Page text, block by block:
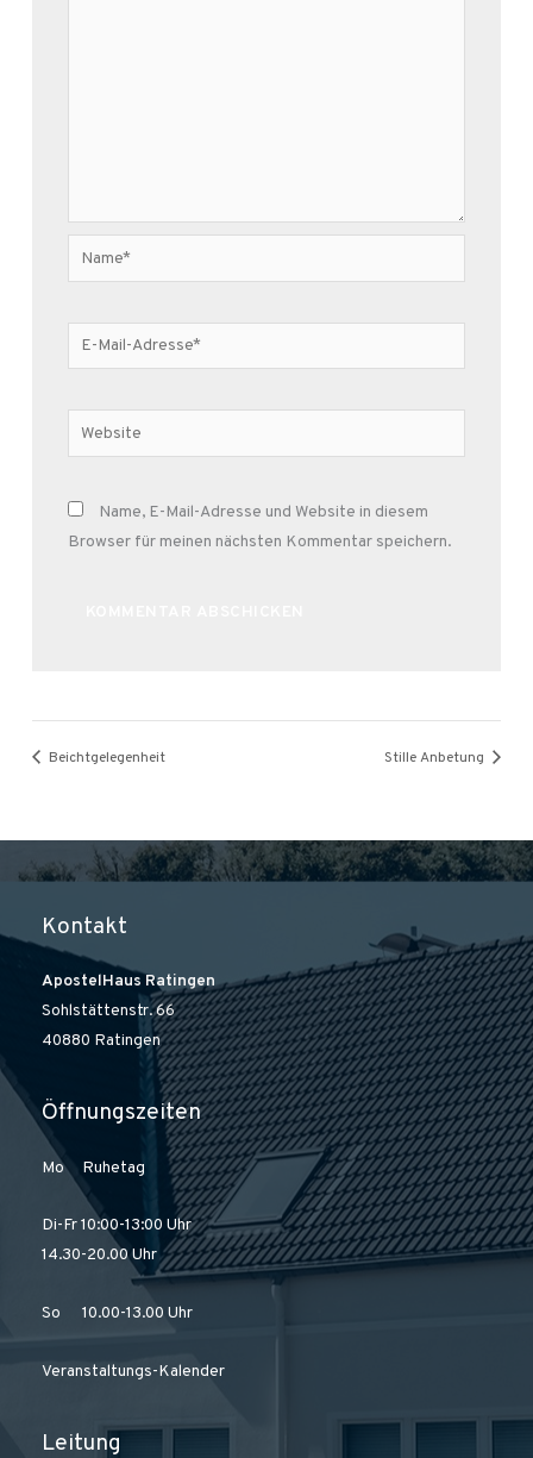
Name*
E-
Mail-
Website
Name, E-Mail-Adresse und Website in diesem
Browser für meinen nächsten Kommentar speichern.
Beichtgelegenheit Stille Anbetung
Kontakt
ApostelHaus Ratingen
Sohlstättenstr. 66
40880 Ratingen
Öffnungszeiten
Mo Ruhetag
Di-Fr 10:00-13:00 Uhr
14.30-20.00 Uhr
So 10.00-13.00 Uhr
Veranstaltungs-Kalender
Leitung